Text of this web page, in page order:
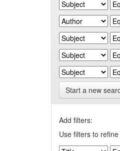
Start a new
Add filters:
Use filters to